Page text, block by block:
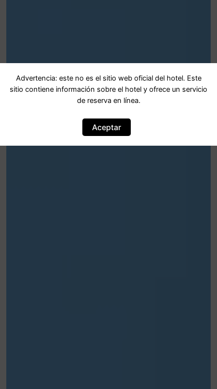
Advertencia: este no es el sitio web oficial del hotel. Este
sitio contiene información sobre el hotel y ofrece un servicio
de reserva en línea.
Aceptar